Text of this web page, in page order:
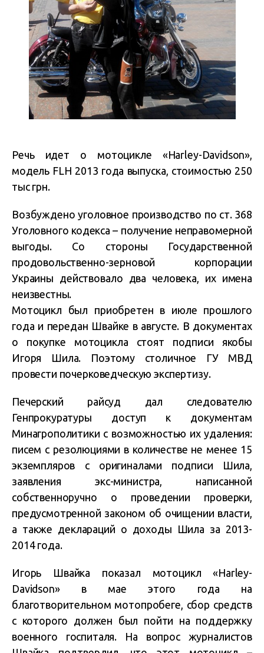
Речь идет о мотоцикле «Harley-Davidson»,
модель FLH 2013 года выпуска, стоимостью 250
тыс грн.
Возбуждено уголовное производство по ст. 368
Уголовного кодекса – получение неправомерной
выгоды. Со стороны Государственной
продовольственно-зерновой корпорации
Украины действовало два человека, их имена
неизвестны.
Мотоцикл был приобретен в июле прошлого
года и передан Швайке в августе. В документах
о покупке мотоцикла стоят подписи якобы
Игоря Шила. Поэтому столичное ГУ МВД
провести почерковедческую экспертизу.
Печерский райсуд дал следователю
Генпрокуратуры доступ к документам
Минагрополитики с возможностью их удаления:
писем с резолюциями в количестве не менее 15
экземпляров с оригиналами подписи Шила,
заявления экс-министра, написанной
собственноручно о проведении проверки,
предусмотренной законом об очищении власти,
а также деклараций о доходы Шила за 2013-
2014 года.
Игорь Швайка показал мотоцикл «Harley-
Davidson» в мае этого года на
благотворительном мотопробеге, сбор средств
с которого должен был пойти на поддержку
военного госпиталя. На вопрос журналистов